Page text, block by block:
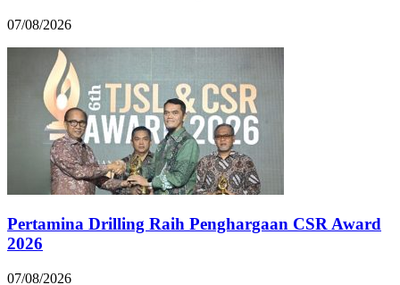
07/08/2026
Pertamina Drilling Raih Penghargaan CSR Award
2026
07/08/2026